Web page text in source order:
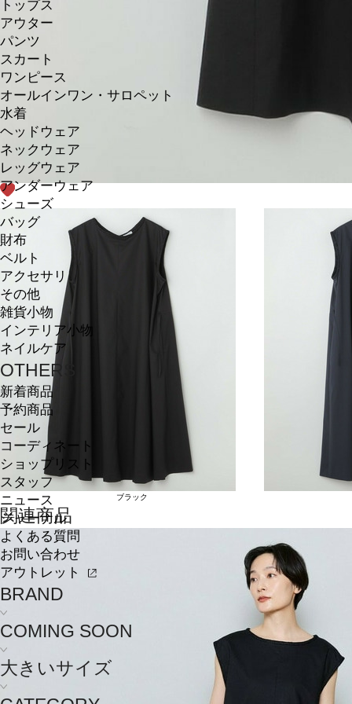
トップス
アウター
パンツ
スカート
ワンピース
オールインワン・サロペット
水着
ヘッドウェア
ネックウェア
レッグウェア
アンダーウェア
シューズ
バッグ
財布
ベルト
アクセサリ
その他
雑貨小物
インテリア小物
ネイルケア
OTHERS
新着商品
予約商品
セール
コーディネート
ショップリスト
スタッフ
ニュース
ジャーナル
よくある質問
お問い合わせ
アウトレット
BRAND
COMING SOON
大きいサイズ
ブラック
関連商品